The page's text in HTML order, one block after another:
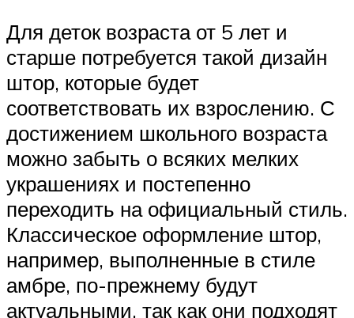
Для деток возраста от 5 лет и
старше потребуется такой дизайн
штор, которые будет
соответствовать их взрослению. С
достижением школьного возраста
можно забыть о всяких мелких
украшениях и постепенно
переходить на официальный стиль.
Классическое оформление штор,
например, выполненные в стиле
амбре, по-прежнему будут
актуальными, так как они подходят